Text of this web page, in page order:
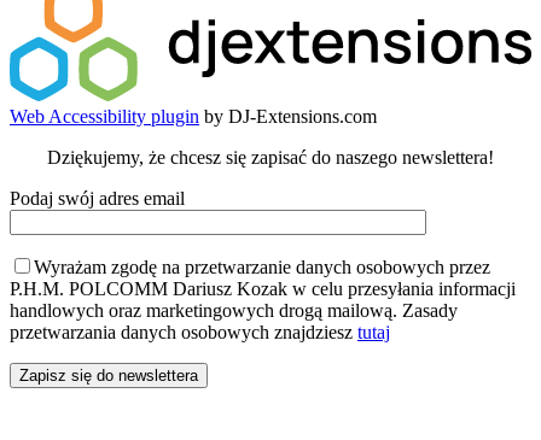
Web Accessibility plugin by DJ-Extensions.com
Dziękujemy, że chcesz się zapisać do naszego newslettera!
Podaj swój adres email
Wyrażam zgodę na przetwarzanie danych osobowych przez
P.H.M. POLCOMM Dariusz Kozak w celu przesyłania informacji
handlowych oraz marketingowych drogą mailową. Zasady
przetwarzania danych osobowych znajdziesz tutaj